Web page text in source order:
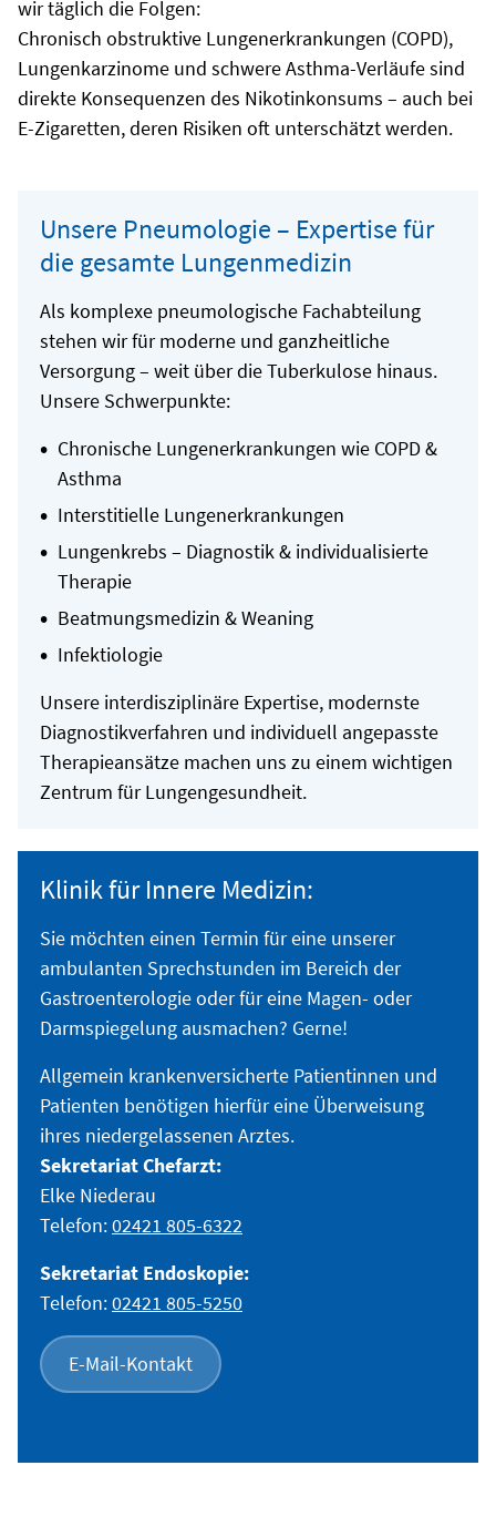
wir täglich die Folgen:
Chronisch obstruktive Lungenerkrankungen (COPD),
Lungenkarzinome und schwere Asthma-Verläufe sind
direkte Konsequenzen des Nikotinkonsums – auch bei
E-Zigaretten, deren Risiken oft unterschätzt werden.
Unsere Pneumologie – Expertise für
die gesamte Lungenmedizin
Als komplexe pneumologische Fachabteilung
stehen wir für moderne und ganzheitliche
Versorgung – weit über die Tuberkulose hinaus.
Unsere Schwerpunkte:
Chronische Lungenerkrankungen wie COPD &
Asthma
Interstitielle Lungenerkrankungen
Lungenkrebs – Diagnostik & individualisierte
Therapie
Beatmungsmedizin & Weaning
Infektiologie
Unsere interdisziplinäre Expertise, modernste
Diagnostikverfahren und individuell angepasste
Therapieansätze machen uns zu einem wichtigen
Zentrum für Lungengesundheit.
Klinik für Innere Medizin:
Sie möchten einen Termin für eine unserer
ambulanten Sprechstunden im Bereich der
Gastroenterologie oder für eine Magen- oder
Darmspiegelung ausmachen? Gerne!
Allgemein krankenversicherte Patientinnen und
Patienten benötigen hierfür eine Überweisung
ihres niedergelassenen Arztes.
Sekretariat Chefarzt:
Elke Niederau
Telefon:02421 805-6322
Sekretariat Endoskopie:
Telefon:02421 805-5250
E-Mail-Kontakt